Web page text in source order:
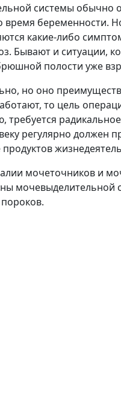
системы обычно
время беременности.
какие-либо
Бывают и ситуации,
полости уже
но оно
то цель
регулярно должен
мочеточников и
мочевыделительной